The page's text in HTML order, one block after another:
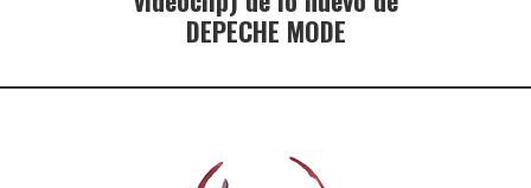
DEPECHE MODE